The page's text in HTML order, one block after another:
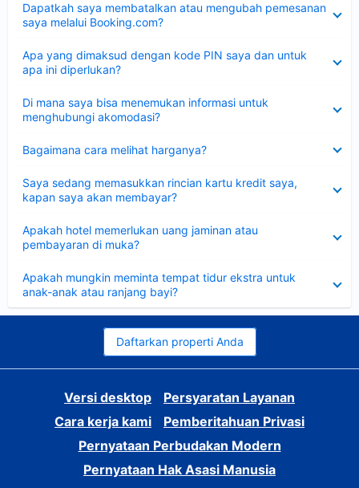
Dapatkah saya membatalkan atau mengubah pemesanan
saya melalui Booking.com?
Apa yang dimaksud dengan kode PIN saya dan untuk
apa ini diperlukan?
Di mana saya bisa menemukan informasi untuk
menghubungi akomodasi?
Bagaimana cara melihat harganya?
Saya sedang memasukkan rincian kartu kredit saya,
kapan saya akan membayar?
Apakah hotel memerlukan uang jaminan atau
pembayaran di muka?
Apakah mungkin meminta tempat tidur ekstra untuk
anak-anak atau ranjang bayi?
Daftarkan properti Anda
Versi desktop
Persyaratan Layanan
Cara kerja kami
Pemberitahuan Privasi
Pernyataan Perbudakan Modern
Pernyataan Hak Asasi Manusia